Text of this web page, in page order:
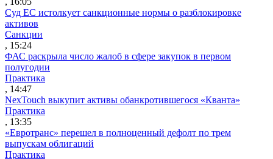
Суд ЕС истолкует санкционные нормы о разблокировке
активов
Санкции
, 15:24
ФАС раскрыла число жалоб в сфере закупок в первом
полугодии
Практика
, 14:47
NexTouch выкупит активы обанкротившегося «Кванта»
Практика
, 13:35
«Евротранс» перешел в полноценный дефолт по трем
выпускам облигаций
Практика